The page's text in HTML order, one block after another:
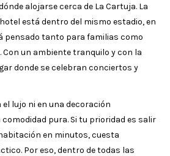
alojarse cerca de La Cartuja. La
está dentro del mismo estadio, en
pensado tanto para familias como
un ambiente tranquilo y con la
donde se celebran conciertos y
lujo ni en una decoración
pura. Si tu prioridad es salir
en minutos, cuesta
Por eso, dentro de todas las